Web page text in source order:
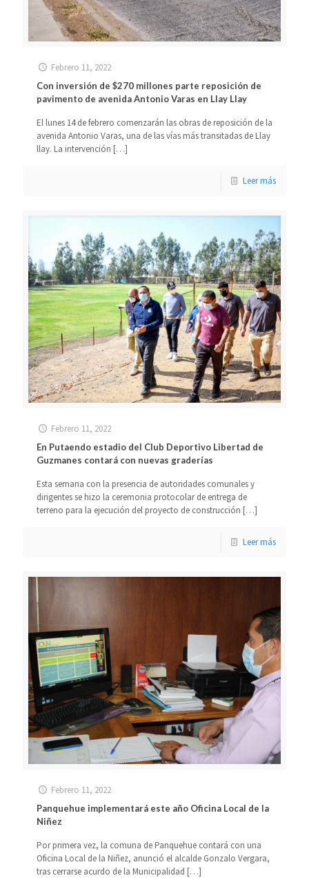
Febrero 11, 2022
Con inversión de $270 millones parte reposición de
pavimento de avenida Antonio Varas en Llay Llay
El lunes 14 de febrero comenzarán las obras de reposición de la
avenida Antonio Varas, una de las vías más transitadas de Llay
llay. La intervención […]
Leer más
Febrero 11, 2022
En Putaendo estadio del Club Deportivo Libertad de
Guzmanes contará con nuevas graderías
Esta semana con la presencia de autoridades comunales y
dirigentes se hizo la ceremonia protocolar de entrega de
terreno para la ejecución del proyecto de construcción […]
Leer más
Febrero 11, 2022
Panquehue implementará este año Oficina Local de la
Niñez
Por primera vez, la comuna de Panquehue contará con una
Oficina Local de la Niñez, anunció el alcalde Gonzalo Vergara,
tras cerrarse acurdo de la Municipalidad […]